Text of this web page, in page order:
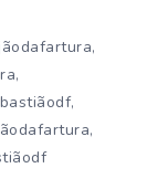
,
,
,
,